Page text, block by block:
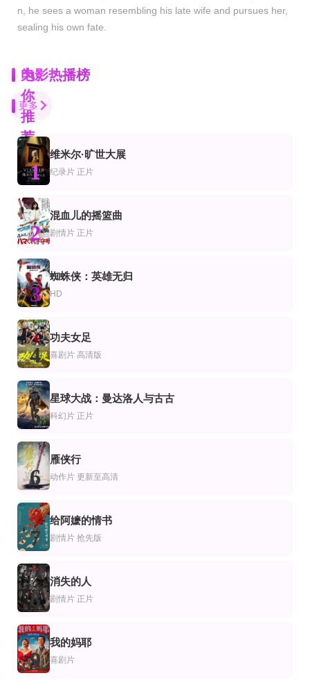
n, he sees a woman resembling his late wife and pursues her,
sealing his own fate.
为
你
推
荐
HD中字
跃马英雄
HD
情色大亨
HD
钢铁少女：究极神兵
布鲁诺·马尔斯：阿波罗号的 24K Magic 现场表演
布鲁诺·马尔斯
HD中字
哀乐中年
石挥,朱嘉琛,沈扬,李浣青,韩非,崔超明,程之,路珊,莫愁,胡小琴,顾慕如,俞仲英,伊
正片
餐桌旁的心：沙里的第二幕
Mishael Morgan,明迪·科恩,Ashley Newbrough,Kathryn Davis
更新至高清
杀掉那个魔术师
安德烈·伯科夫斯基,帕维尔·切纳廖夫,丹尼拉·亚库谢夫,阿格拉娅·塔拉索娃,西
悍女2016
达科塔·范宁,盖·皮尔斯,基特·哈灵顿
HD
特别通行证
由力,杨婧琳,魏君
HD国语
我是条咸鱼
王文思,华科宇
海绵宝宝：营救大冒险2020
基努·里维斯,汤姆·肯尼,克兰西·布朗,奥卡菲娜,比尔·法格巴克
HD中字
赎金风暴
梅尔·吉布森,蕾妮·罗素,德尔罗伊·林多,加里·西尼斯,莉莉·泰勒,布拉维利·诺尔特
市场法则
文森特·林顿,克里斯朵夫·罗西尼翁,卡琳·德·米贝克,马修·夏勒,伊夫·罗伊,泽维尔·
蜿蜒
盖娅·威斯,彼得·弗兰森,Romane,Libert,Frédéric,Franchitti,科尔内留·德拉戈
狩猎场2015
Diane Rosenfeld
电影热播榜
更多
1
维米尔·旷世大展
纪录片 正片
2
混血儿的摇篮曲
剧情片 正片
3
蜘蛛侠：英雄无归
HD
4
功夫女足
喜剧片 高清版
5
星球大战：曼达洛人与古古
科幻片 正片
6
雁侠行
动作片 更新至高清
7
给阿嬷的情书
剧情片 抢先版
8
消失的人
剧情片 正片
9
我的妈耶
喜剧片